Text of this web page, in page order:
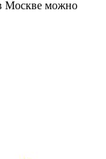
Москве можно